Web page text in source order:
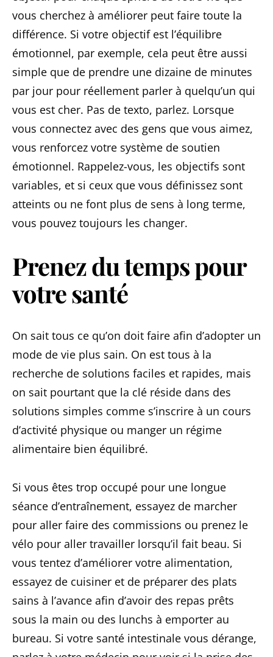
vous cherchez à améliorer peut faire toute la
différence. Si votre objectif est l’équilibre
émotionnel, par exemple, cela peut être aussi
simple que de prendre une dizaine de minutes
par jour pour réellement parler à quelqu’un qui
vous est cher. Pas de texto, parlez. Lorsque
vous connectez avec des gens que vous aimez,
vous renforcez votre système de soutien
émotionnel. Rappelez-vous, les objectifs sont
variables, et si ceux que vous définissez sont
atteints ou ne font plus de sens à long terme,
vous pouvez toujours les changer.
Prenez du temps pour
votre santé
On sait tous ce qu’on doit faire afin d’adopter un
mode de vie plus sain. On est tous à la
recherche de solutions faciles et rapides, mais
on sait pourtant que la clé réside dans des
solutions simples comme s’inscrire à un cours
d’activité physique ou manger un régime
alimentaire bien équilibré.
Si vous êtes trop occupé pour une longue
séance d’entraînement, essayez de marcher
pour aller faire des commissions ou prenez le
vélo pour aller travailler lorsqu’il fait beau. Si
vous tentez d’améliorer votre alimentation,
essayez de cuisiner et de préparer des plats
sains à l’avance afin d’avoir des repas prêts
sous la main ou des lunchs à emporter au
bureau. Si votre santé intestinale vous dérange,